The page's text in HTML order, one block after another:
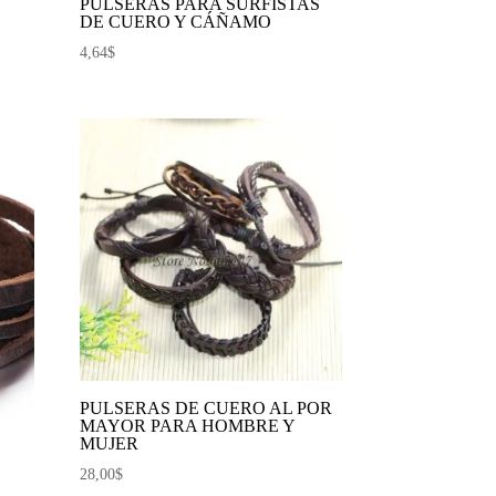
DE CUERO Y CÁÑAMO
4,64$
PULSERAS DE CUERO AL POR
MAYOR PARA HOMBRE Y
MUJER
28,00$